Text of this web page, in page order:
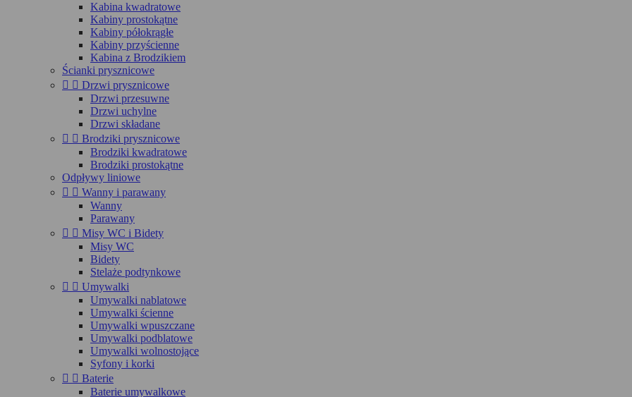
Kabina kwadratowe
Kabiny prostokątne
Kabiny półokrągłe
Kabiny przyścienne
Kabina z Brodzikiem
Ścianki prysznicowe
  Drzwi prysznicowe
Drzwi przesuwne
Drzwi uchylne
Drzwi składane
  Brodziki prysznicowe
Brodziki kwadratowe
Brodziki prostokątne
Odpływy liniowe
  Wanny i parawany
Wanny
Parawany
  Misy WC i Bidety
Misy WC
Bidety
Stelaże podtynkowe
  Umywalki
Umywalki nablatowe
Umywalki ścienne
Umywalki wpuszczane
Umywalki podblatowe
Umywalki wolnostojące
Syfony i korki
  Baterie
Baterie umywalkowe